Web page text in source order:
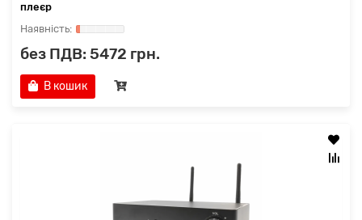
плеєр
без ПДВ: 5472 грн.
В кошик